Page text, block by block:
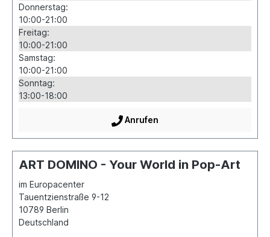
Donnerstag:
10:00-21:00
Freitag:
10:00-21:00
Samstag:
10:00-21:00
Sonntag:
13:00-18:00
Anrufen
ART DOMINO - Your World in Pop-Art
im Europacenter
Tauentzienstraße 9-12
10789 Berlin
Deutschland